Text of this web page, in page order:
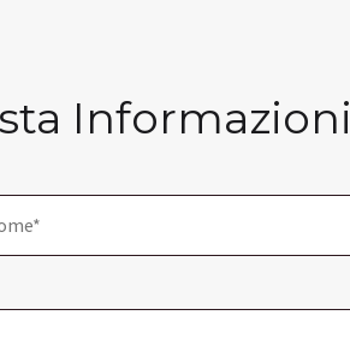
Informazioni